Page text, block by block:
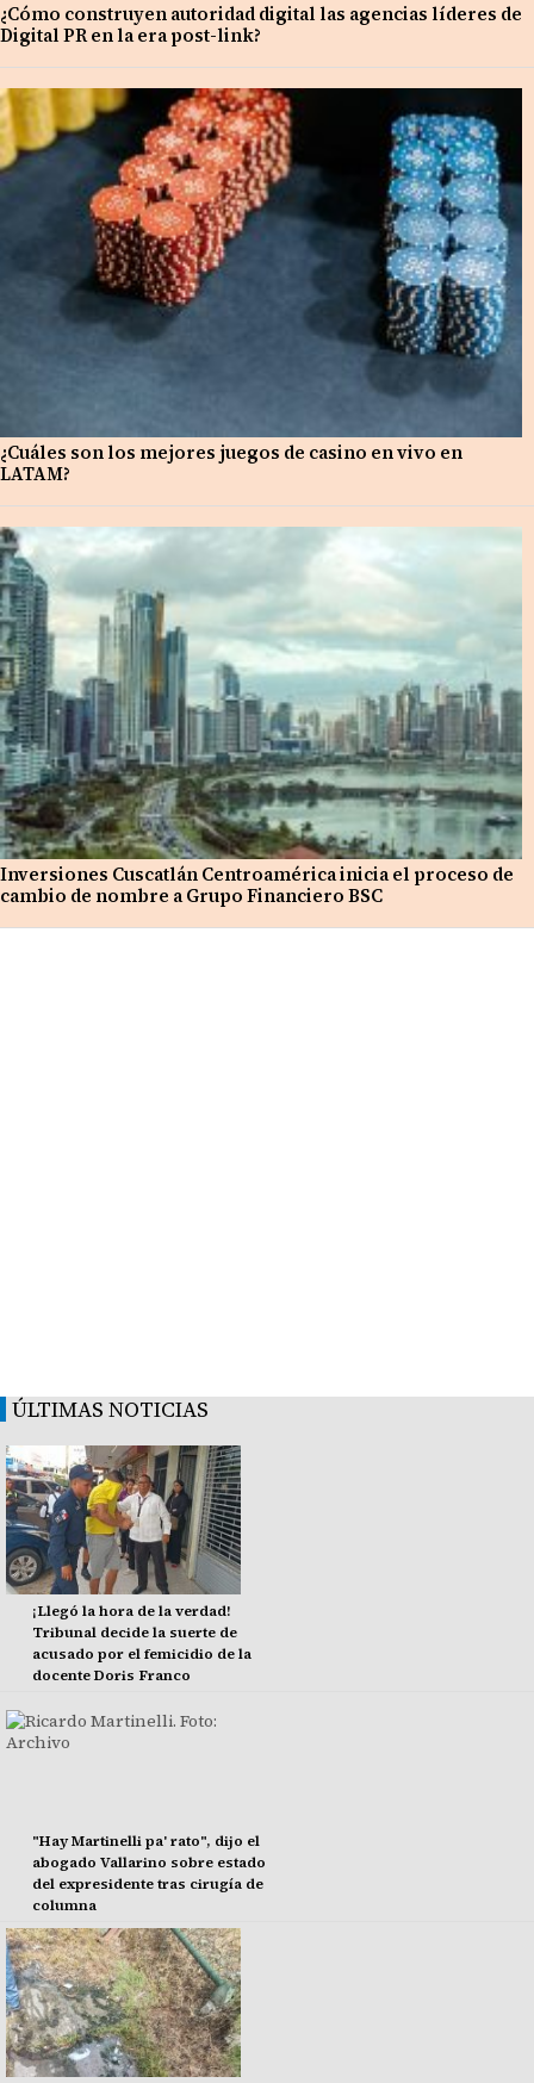
¿Cómo construyen autoridad digital las agencias líderes de
Digital PR en la era post-link?
¿Cuáles son los mejores juegos de casino en vivo en
LATAM?
Inversiones Cuscatlán Centroamérica inicia el proceso de
cambio de nombre a Grupo Financiero BSC
ÚLTIMAS NOTICIAS
¡Llegó la hora de la verdad!
Tribunal decide la suerte de
acusado por el femicidio de la
docente Doris Franco
"Hay Martinelli pa' rato", dijo el
abogado Vallarino sobre estado
del expresidente tras cirugía de
columna